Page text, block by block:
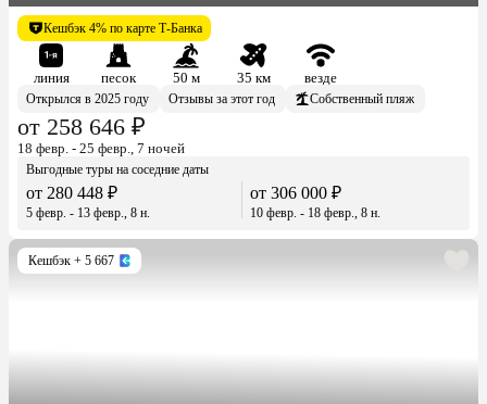
Кешбэк 4% по карте Т-Банка
линия песок 50 м 35 км
везде
Открылся в 2025 году
Отзывы за этот год Собственный пляж
от 258 646 ₽
18 февр. - 25 февр., 7 ночей
Выгодные туры на соседние даты
от 280 448 ₽
5 февр. - 13 февр., 8 н.
от 306 000 ₽
10 февр. - 18 февр., 8 н.
Кешбэк + 5 667